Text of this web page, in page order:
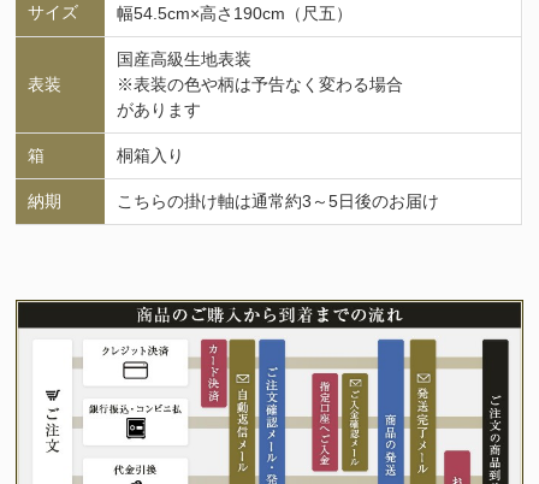
サイズ 幅54.5cm×高さ190cm（尺五）
表装
国産高級生地表装
※表装の色や柄は予告なく変わる場合
があります
箱 桐箱入り
納期 こちらの掛け軸は通常約3～5日後のお届け